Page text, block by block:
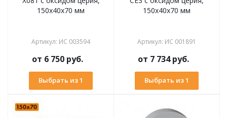
150х40х70 мм
Артикул: ИС 003594
от 6 750 руб.
Выбрать из 1
150х40х70 мм
Артикул: ИС 001891
от 7 734 руб.
Выбрать из 1